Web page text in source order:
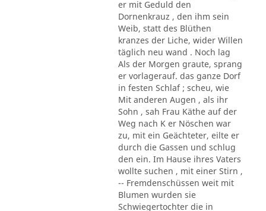
er mit Geduld den
Dornenkrauz , den ihm sein
Weib, statt des Blüthen
kranzes der Liche, wider Willen
täglich neu wand . Noch lag
Als der Morgen graute, sprang
er vorlagerauf. das ganze Dorf
in festen Schlaf ; scheu, wie
Mit anderen Augen , als ihr
Sohn , sah Frau Käthe auf der
Weg nach K er Nöschen war
zu, mit ein Geächteter, eilte er
durch die Gassen und schlug
den ein. Im Hause ihres Vaters
wollte suchen , mit einer Stirn ,
-- Fremdenschüssen weit mit
Blumen wurden sie
Schwiegertochter die in